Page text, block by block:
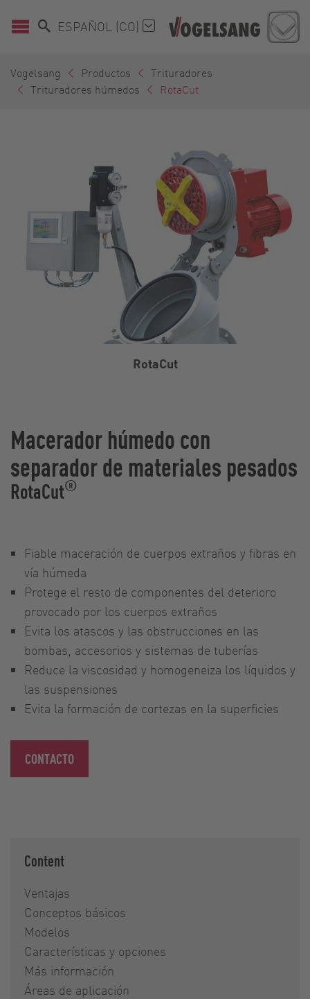
ESPAÑOL (CO)
Vogelsang Productos
Trituradores
Trituradores húmedos
RotaCut
RotaCut
Macerador húmedo con
separador de materiales pesados
RotaCut®
Fiable maceración de cuerpos extraños y fibras en
vía húmeda
Protege el resto de componentes del deterioro
provocado por los cuerpos extraños
Evita los atascos y las obstrucciones en las
bombas, accesorios y sistemas de tuberías
Reduce la viscosidad y homogeneiza los líquidos y
las suspensiones
Evita la formación de cortezas en la superficies
CONTACTO
Content
Ventajas
Conceptos básicos
Modelos
Características y opciones
Más información
Áreas de aplicación